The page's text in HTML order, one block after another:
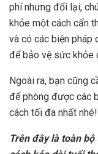
phí nhưng đổi lại,
khỏe một cách cẩn
và có các biện pháp
để bảo vệ sức khỏe
Ngoài ra, bạn cũng
để phòng được các
cách tối đa nhất nhé!
Trên đây là toàn